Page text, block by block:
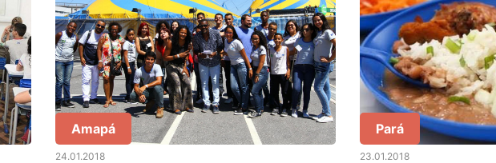
Amapá
24.01.2018
Pará
23.01.2018